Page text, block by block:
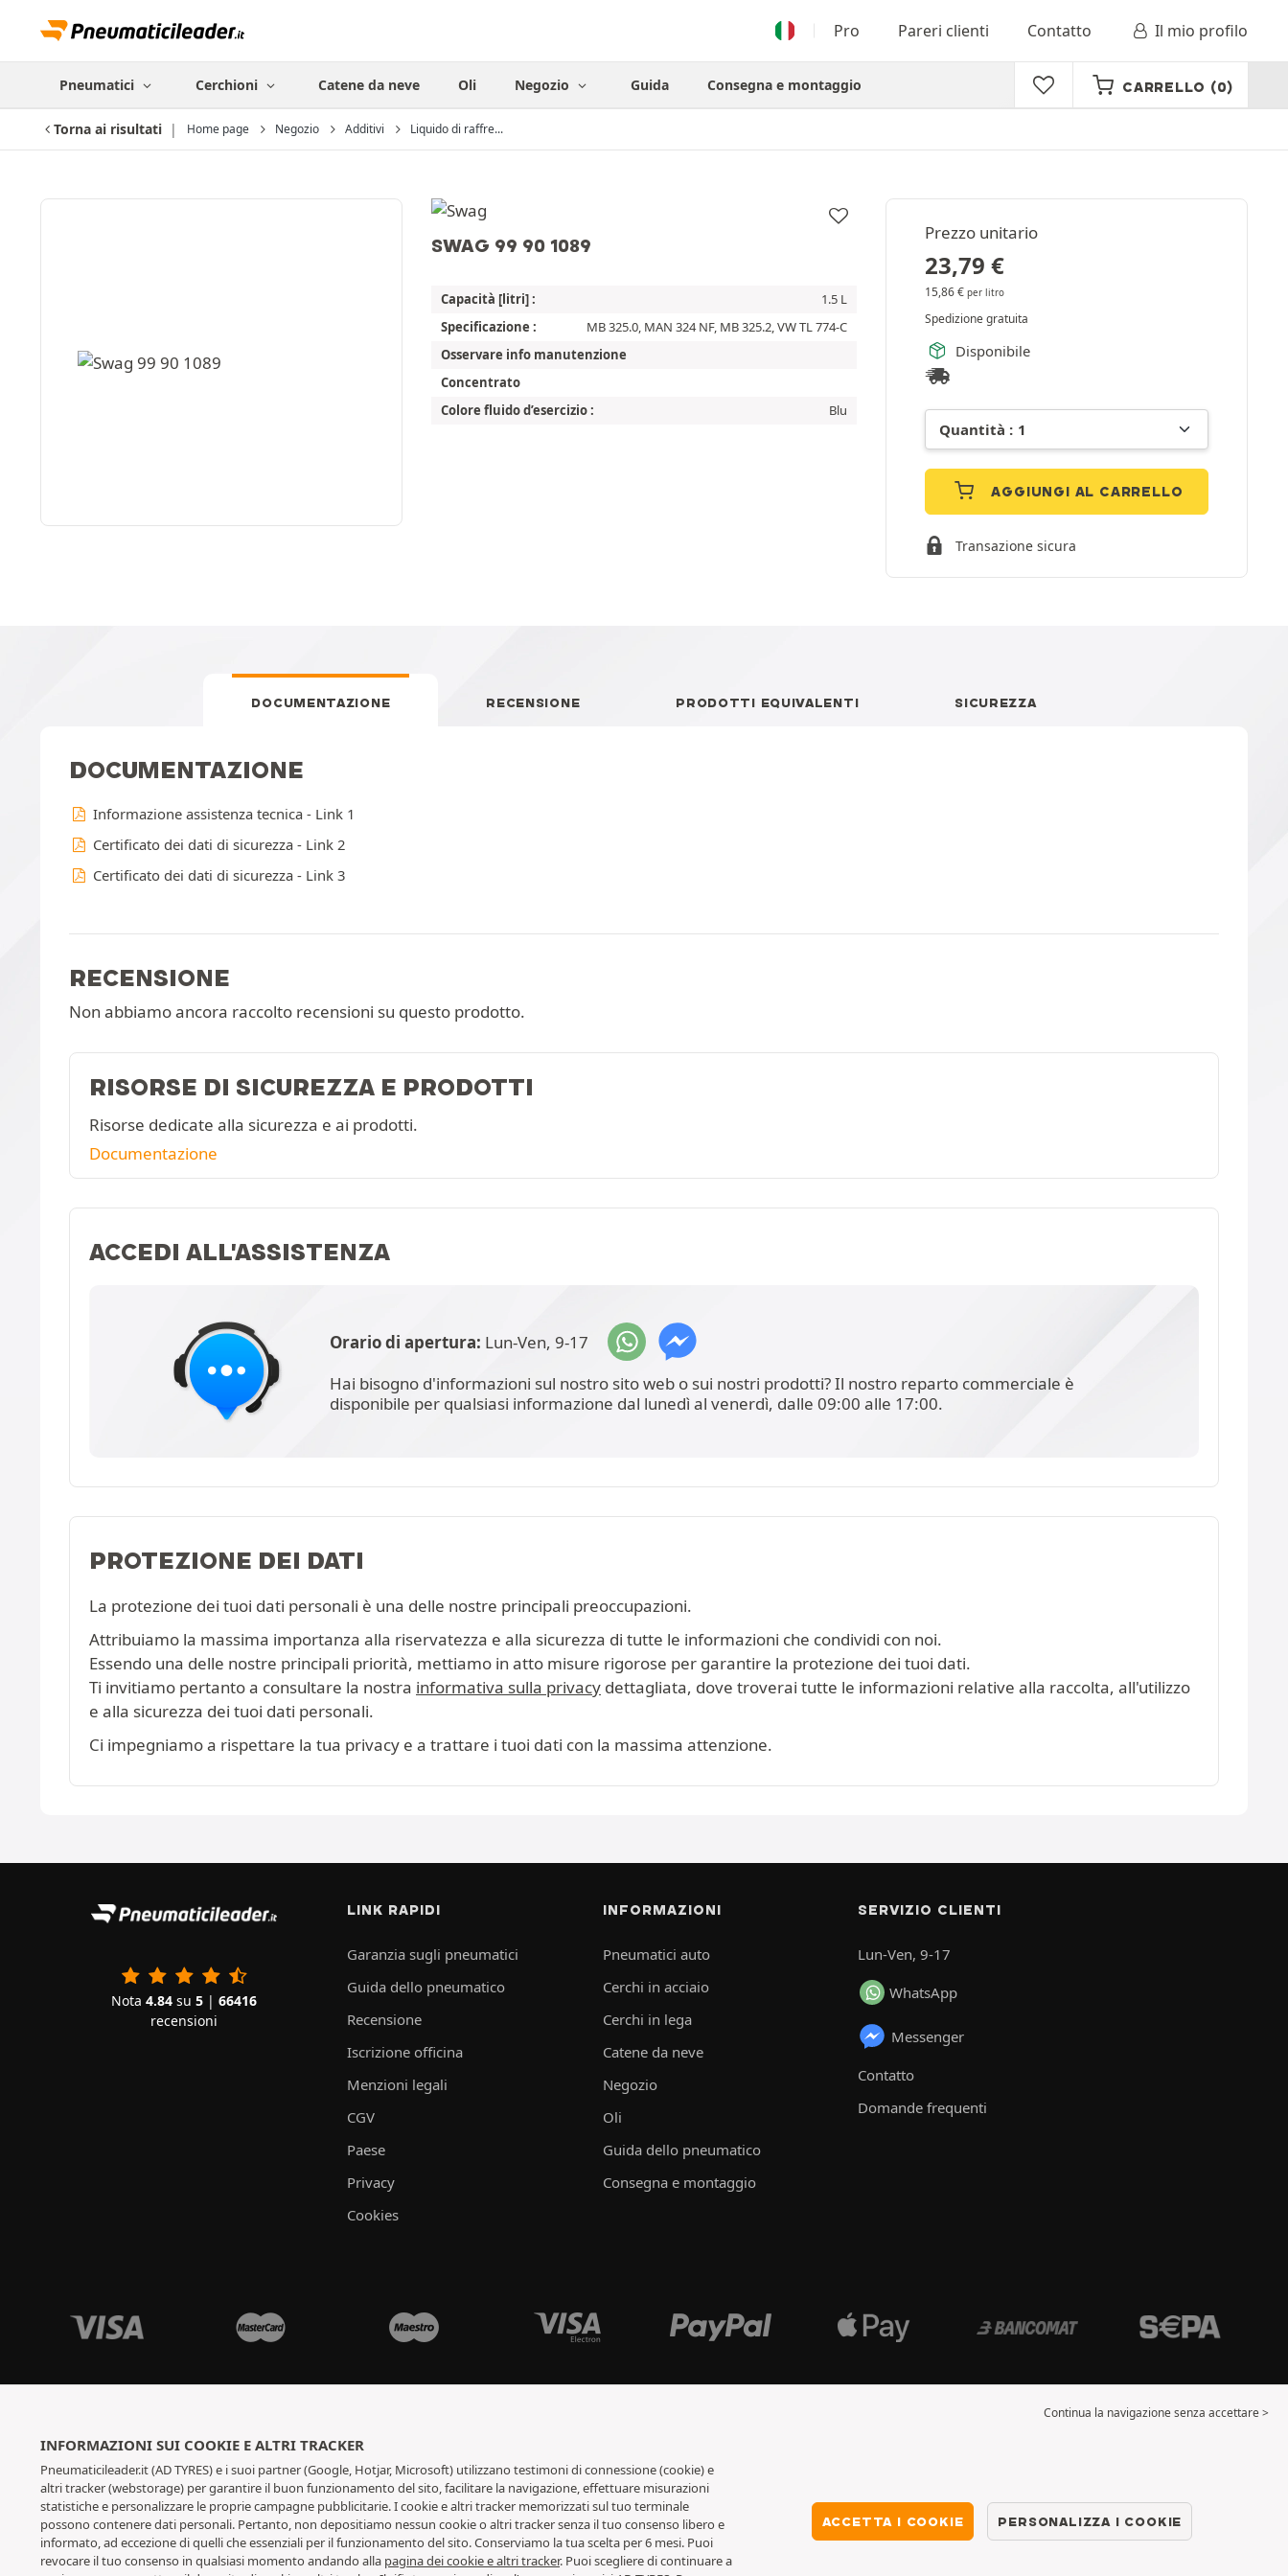
Pro Pareri clienti Contatto Il mio profilo
Pneumatici Cerchioni Catene da neve Oli Negozio Guida Consegna e montaggio CARRELLO (0)
Torna ai risultati Home page Negozio Additivi Liquido di raffre...
SWAG 99 90 1089
Prezzo unitario
23,79 €
15,86€ per litro
Spedizione gratuita
Disponibile
AGGIUNGI AL CARRELLO
Transazione sicura
Capacità [litri] :
1.5 L
Specificazione :
MB 325.0, MAN 324 NF, MB 325.2, VW TL 774-C
Osservare info manutenzione
Concentrato
Colore fluido d’esercizio :
Blu
DOCUMENTAZIONE RECENSIONE PRODOTTI EQUIVALENTI SICUREZZA
DOCUMENTAZIONE
Informazione assistenza tecnica - Link 1
Certificato dei dati di sicurezza - Link 2
Certificato dei dati di sicurezza - Link 3
RECENSIONE
Non abbiamo ancora raccolto recensioni su questo prodotto.
RISORSE DI SICUREZZA E PRODOTTI
Risorse dedicate alla sicurezza e ai prodotti.
Documentazione
ACCEDI ALL'ASSISTENZA
Orario di apertura: Lun-Ven, 9-17
Hai bisogno d'informazioni sul nostro sito web o sui nostri prodotti? Il nostro reparto commerciale è
disponibile per qualsiasi informazione dal lunedì al venerdì, dalle 09:00 alle 17:00.
PROTEZIONE DEI DATI
La protezione dei tuoi dati personali è una delle nostre principali preoccupazioni.
Attribuiamo la massima importanza alla riservatezza e alla sicurezza di tutte le informazioni che condividi con noi.
Essendo una delle nostre principali priorità, mettiamo in atto misure rigorose per garantire la protezione dei tuoi dati.
Ti invitiamo pertanto a consultare la nostra informativa sulla privacy dettagliata, dove troverai tutte le informazioni relative alla raccolta, all'utilizzo
e alla sicurezza dei tuoi dati personali.
Ci impegniamo a rispettare la tua privacy e a trattare i tuoi dati con la massima attenzione.
Nota 4.84 su 5 | 66416
recensioni
LINK RAPIDI
Garanzia sugli pneumatici
Guida dello pneumatico
Recensione
Iscrizione officina
Menzioni legali
CGV
Paese
Privacy
Cookies
INFORMAZIONI
Pneumatici auto
Cerchi in acciaio
Cerchi in lega
Catene da neve
Negozio
Oli
Guida dello pneumatico
Consegna e montaggio
SERVIZIO CLIENTI
Lun-Ven, 9-17
WhatsApp
Messenger
Contatto
Domande frequenti
Continua la navigazione senza accettare >
INFORMAZIONI SUI COOKIE E ALTRI TRACKER
Pneumaticileader.it (AD TYRES) e i suoi partner (Google, Hotjar, Microsoft) utilizzano testimoni di connessione (cookie) e
altri tracker (webstorage) per garantire il buon funzionamento del sito, facilitare la navigazione, effettuare misurazioni
statistiche e personalizzare le proprie campagne pubblicitarie. I cookie e altri tracker memorizzati sul tuo terminale
possono contenere dati personali. Pertanto, non depositiamo nessun cookie o altri tracker senza il tuo consenso libero e
informato, ad eccezione di quelli che essenziali per il funzionamento del sito. Conserviamo la tua scelta per 6 mesi. Puoi
revocare il tuo consenso in qualsiasi momento andando alla pagina dei cookie e altri tracker. Puoi scegliere di continuare a
ACCETTA I COOKIE PERSONALIZZA I COOKIE